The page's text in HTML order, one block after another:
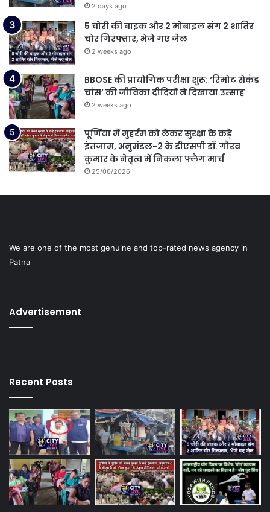
2 days ago
5 चोरी की बाइक और 2 मोबाइल संग 2 शातिर
चोर गिरफ्तार, भेजे गए जेल
2 weeks ago
BBOSE की प्रायोगिक परीक्षा शुरू: ‘रिमोट सेकंड
चांस’ की जीविका दीदियों ने दिखाया उत्साह
2 weeks ago
पूर्णिया में मुहर्रम को लेकर सुरक्षा के कड़े
इंतजाम, अनुमंडल-2 के डीएसपी डॉ. गौरव
कुमार के नेतृत्व में निकला फ्लैग मार्च
25/06/2026
We are one of the most genuine and top-rated news agency in
Patna
Advertisement
Recent Posts